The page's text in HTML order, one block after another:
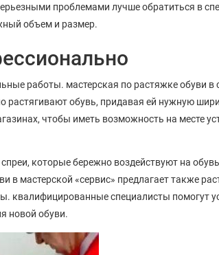
проблемами лучше обратиться в
объем и размер.
работы. мастерская по растяжке обуви в
обувь, придавая ей нужную
чтобы иметь возможность на месте
которые бережно воздействуют на
мастерской «сервис» предлагает также
квалифицированные специалисты помогут
новой обуви.